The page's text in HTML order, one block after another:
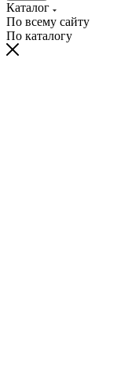
Каталог
По всему сайту
По каталогу